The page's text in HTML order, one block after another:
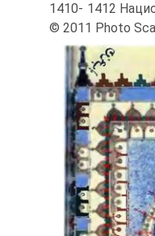
1410- 1412
© 2011 Photo